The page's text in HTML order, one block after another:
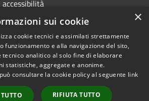
×
sui cookie
cookie tecnici e assimilati strettamente
funzionamento e alla navigazione del sito,
tecnico analitico al solo fine di elaborare
statistiche, aggregate e anonime.
consultare la cookie policy al seguente link
RIFIUTA TUTTO